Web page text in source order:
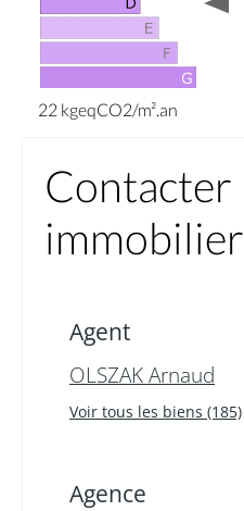
22 kgeqCO2/m².an
Contacter
immobilier
Agent
OLSZAK Arnaud
Voir tous les biens (185)
Agence